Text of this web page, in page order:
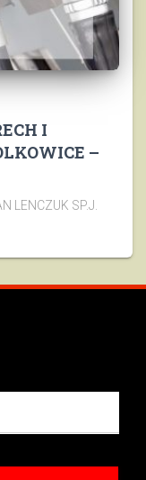
I
–
LENCZUK SP.J.